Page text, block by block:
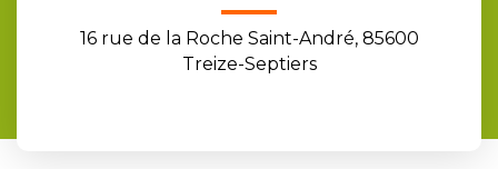
16 rue de la Roche Saint-André, 85600
Treize-Septiers